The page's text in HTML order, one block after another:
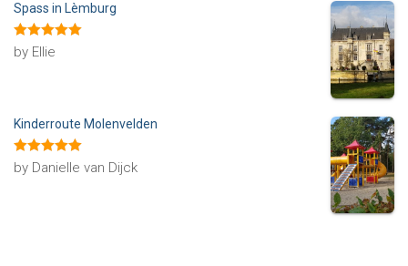
Spass in Lèmburg
Rated5out
of 5
by Ellie
Kinderroute Molenvelden
Rated5out
of 5
by Danielle van Dijck